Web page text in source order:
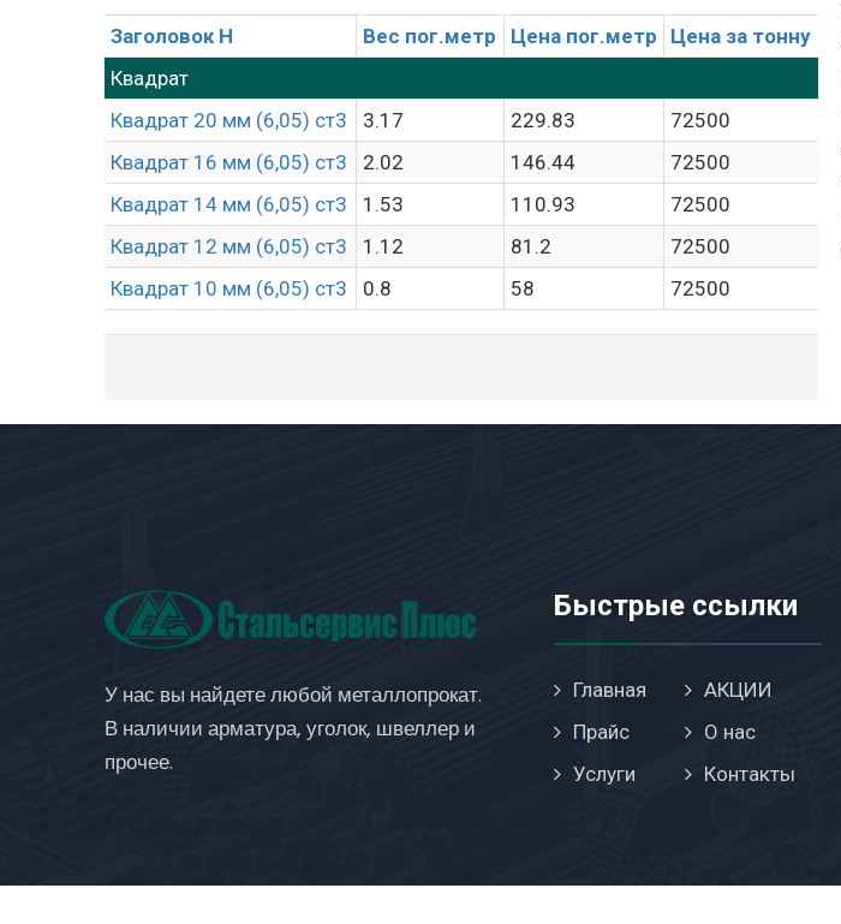
Заголовок H Вес пог.метр Цена пог.метр
Цена за тонну
Квадрат
Квадрат 20 мм (6,05) ст3
3.17 229.83
72500
Квадрат 16 мм (6,05) ст3
2.02 146.44
72500
Квадрат 14 мм (6,05) ст3
1.53 110.93
72500
Квадрат 12 мм (6,05) ст3
1.12 81.2
72500
Квадрат 10 мм (6,05) ст3
0.8 58 72500
У нас вы найдете любой металлопрокат.
В наличии арматура, уголок, швеллер и
прочее.
Быстрые ссылки
Главная
Прайс
Услуги
АКЦИИ
О нас
Контакты